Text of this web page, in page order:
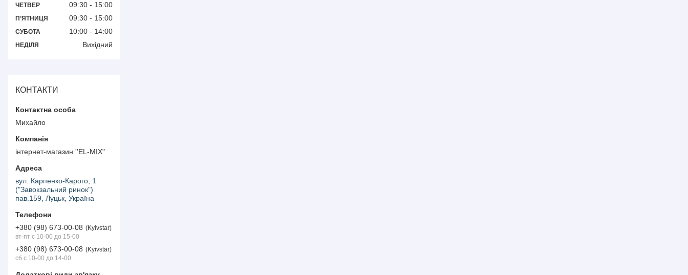
ЧЕТВЕР 09:30 15:00
ПʼЯТНИЦЯ 09:30 15:00
СУБОТА 10:00 14:00
НЕДІЛЯ Вихідний
КОНТАКТИ
Михайло
інтернет-магазин ''EL-MIX"
вул. Карпенко-Карого, 1
("Завокзальний ринок")
пав.159, Луцьк, Україна
+380 (98) 673-00-08
Kyivstar
вт-пт с 10-00 до 15-00
+380 (98) 673-00-08
Kyivstar
сб с 10-00 до 14-00